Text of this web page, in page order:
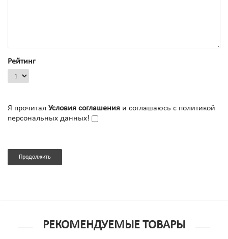
Рейтинг
Я прочитал Условия соглашения и соглашаюсь с политикой
персональных данных!
Продолжить
РЕКОМЕНДУЕМЫЕ ТОВАРЫ